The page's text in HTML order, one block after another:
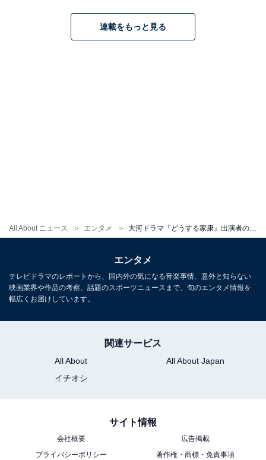
All About ニュース エンタメ
1
連載をもっと見る
エンタメ
テレビドラマのレポートから、国内外の気になる音楽事情、意外と知らない
映画業界や作品の考察、話題のスポーツニュースまで、旬のエンタメ情報を
幅広くお届けしています。
関連サービス
All About
All About Japan
イチオシ
サイト情報
会社概要
広告掲載
プライバシーポリシー
著作権・商標・免責事項